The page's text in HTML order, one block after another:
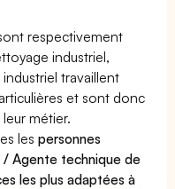
respectivement
industriel,
travaillent
et sont donc
métier.
lespersonnes
Agente technique de
les plus adaptées à